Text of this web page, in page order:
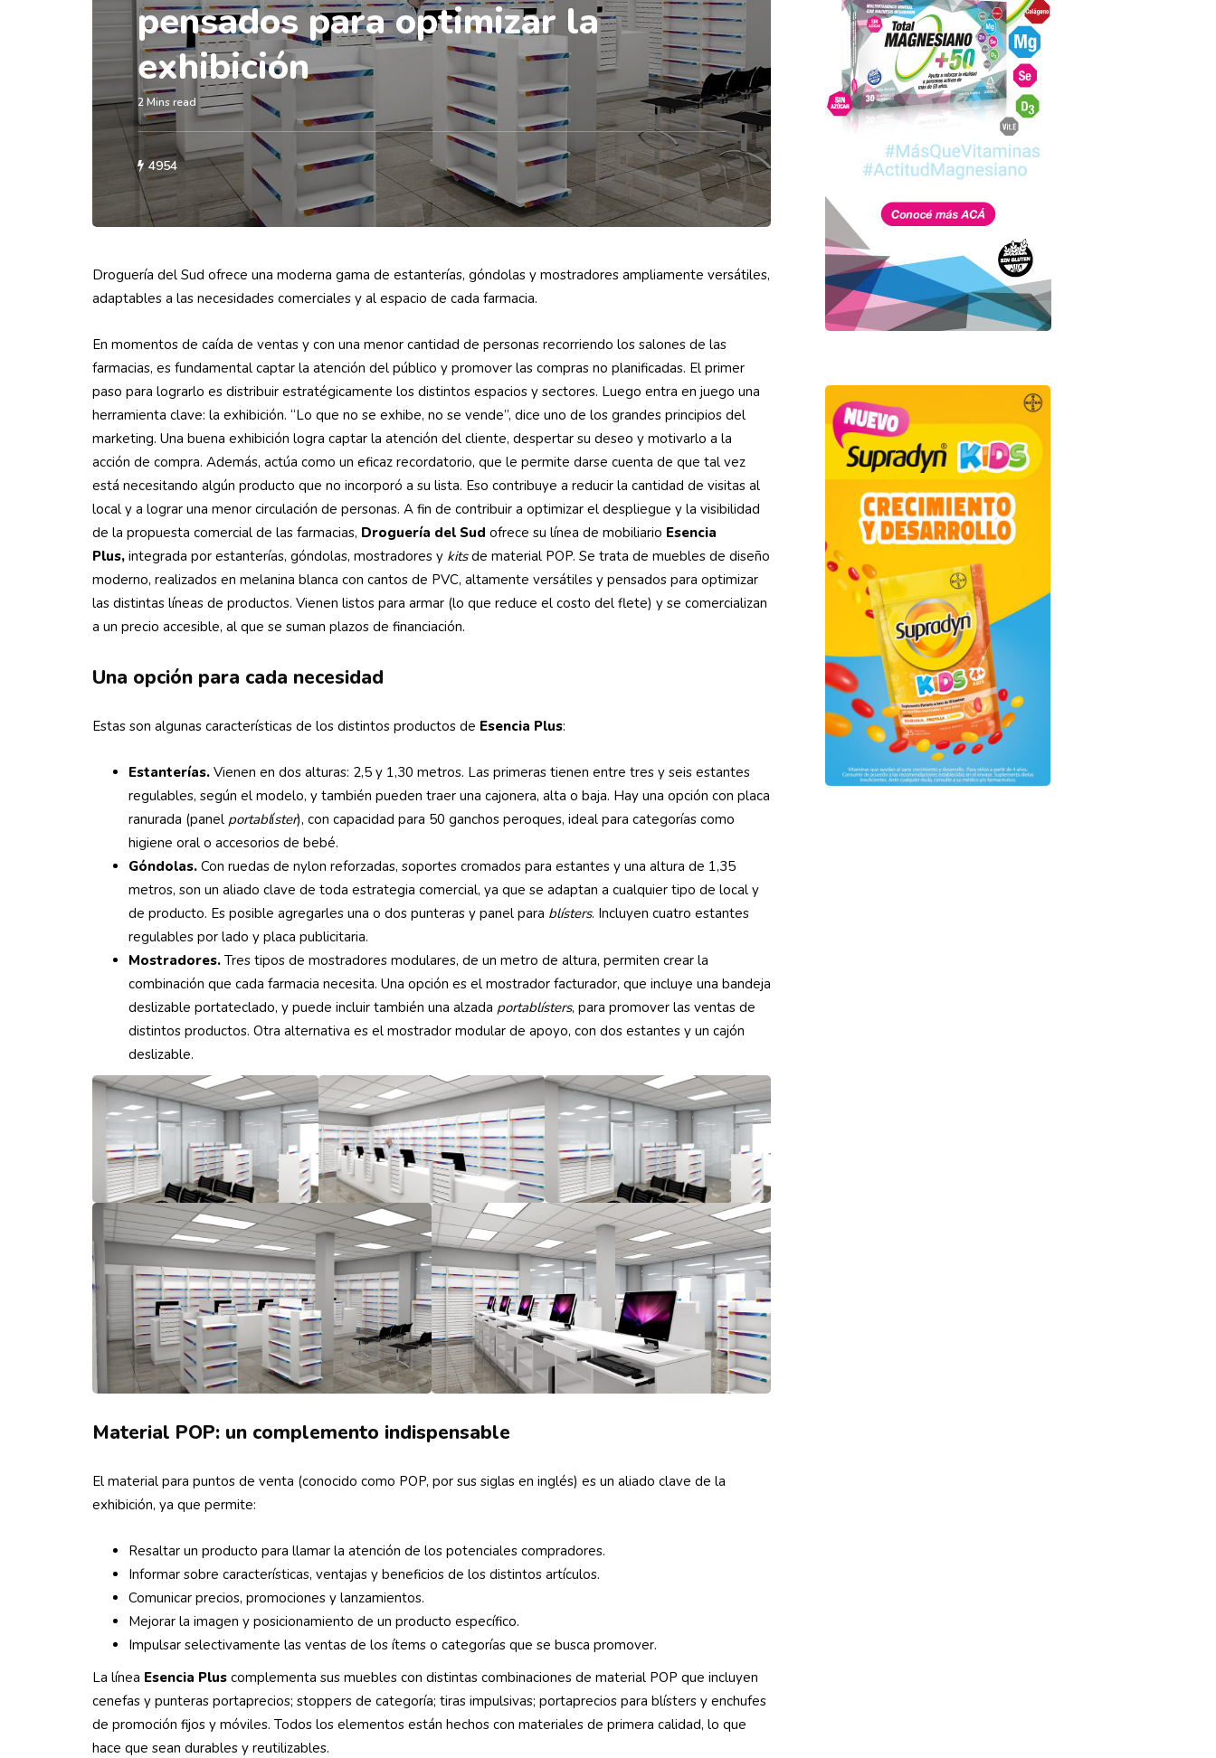
pensados para optimizar la
exhibición
2 Mins read
4954
Droguería del Sud ofrece una moderna gama de estanterías, góndolas y mostradores ampliamente versátiles,
adaptables a las necesidades comerciales y al espacio de cada farmacia.
En momentos de caída de ventas y con una menor cantidad de personas recorriendo los salones de las
farmacias, es fundamental captar la atención del público y promover las compras no planificadas. El primer
paso para lograrlo es distribuir estratégicamente los distintos espacios y sectores. Luego entra en juego una
herramienta clave: la exhibición. “Lo que no se exhibe, no se vende”, dice uno de los grandes principios del
marketing. Una buena exhibición logra captar la atención del cliente, despertar su deseo y motivarlo a la
acción de compra. Además, actúa como un eficaz recordatorio, que le permite darse cuenta de que tal vez
está necesitando algún producto que no incorporó a su lista. Eso contribuye a reducir la cantidad de visitas al
local y a lograr una menor circulación de personas. A fin de contribuir a optimizar el despliegue y la visibilidad
de la propuesta comercial de las farmacias, Droguería del Sud ofrece su línea de mobiliario Esencia
Plus, integrada por estanterías, góndolas, mostradores y kitsde material POP. Se trata de muebles de diseño
moderno, realizados en melanina blanca con cantos de PVC, altamente versátiles y pensados para optimizar
las distintas líneas de productos. Vienen listos para armar (lo que reduce el costo del flete) y se comercializan
a un precio accesible, al que se suman plazos de financiación.
Una opción para cada necesidad
Estas son algunas características de los distintos productos de Esencia Plus:
Estanterías. Vienen en dos alturas: 2,5 y 1,30 metros. Las primeras tienen entre tres y seis estantes
regulables, según el modelo, y también pueden traer una cajonera, alta o baja. Hay una opción con placa
ranurada (panel portablíster), con capacidad para 50 ganchos peroques, ideal para categorías como
higiene oral o accesorios de bebé.
Góndolas. Con ruedas de nylon reforzadas, soportes cromados para estantes y una altura de 1,35
metros, son un aliado clave de toda estrategia comercial, ya que se adaptan a cualquier tipo de local y
de producto. Es posible agregarles una o dos punteras y panel para blísters. Incluyen cuatro estantes
regulables por lado y placa publicitaria.
Mostradores. Tres tipos de mostradores modulares, de un metro de altura, permiten crear la
combinación que cada farmacia necesita. Una opción es el mostrador facturador, que incluye una bandeja
deslizable portateclado, y puede incluir también una alzada portablísters, para promover las ventas de
distintos productos. Otra alternativa es el mostrador modular de apoyo, con dos estantes y un cajón
deslizable.
Material POP: un complemento indispensable
El material para puntos de venta (conocido como POP, por sus siglas en inglés) es un aliado clave de la
exhibición, ya que permite:
Resaltar un producto para llamar la atención de los potenciales compradores.
Informar sobre características, ventajas y beneficios de los distintos artículos.
Comunicar precios, promociones y lanzamientos.
Mejorar la imagen y posicionamiento de un producto específico.
Impulsar selectivamente las ventas de los ítems o categorías que se busca promover.
La línea Esencia Plus complementa sus muebles con distintas combinaciones de material POP que incluyen
cenefas y punteras portaprecios; stoppers de categoría; tiras impulsivas; portaprecios para blísters y enchufes
de promoción fijos y móviles. Todos los elementos están hechos con materiales de primera calidad, lo que
hace que sean durables y reutilizables.